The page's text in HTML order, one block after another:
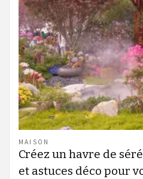
MAISON
Créez un havre de
et astuces déco pour